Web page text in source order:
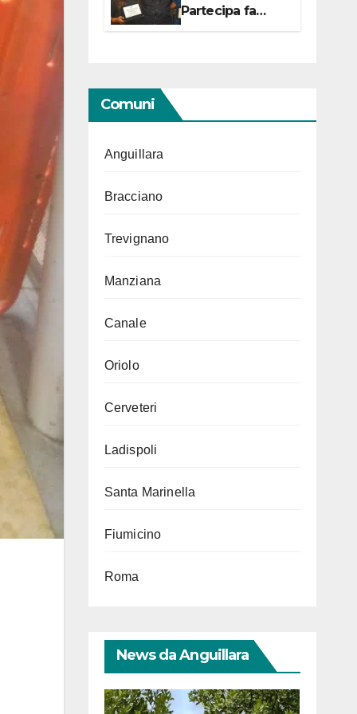
Partecipa fa
centro con due
Comuni
Anguillara
Bracciano
Trevignano
Manziana
Canale
Oriolo
Cerveteri
Ladispoli
Santa Marinella
Fiumicino
Roma
News da Anguillara